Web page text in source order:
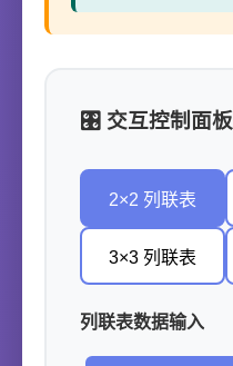
🎛️ 交互控制面板
2×2 列联表
3×3 列联表
列联表数据输入